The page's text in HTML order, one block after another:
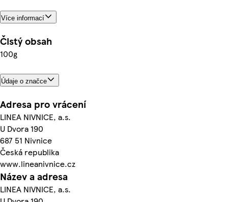
Více informací
Čistý obsah
100g
Údaje o značce
Adresa pro vrácení
LINEA NIVNICE, a.s.
U Dvora 190
687 51 Nivnice
Česká republika
www.lineanivnice.cz
Název a adresa
LINEA NIVNICE, a.s.